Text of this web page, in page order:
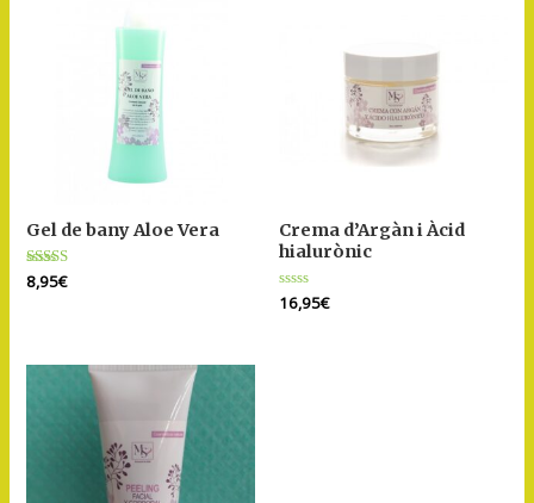
Gel de bany Aloe Vera
Puntuat
amb
8,95€
Crema d’Argàn i Àcid
hialurònic
Puntuat
amb
16,95€